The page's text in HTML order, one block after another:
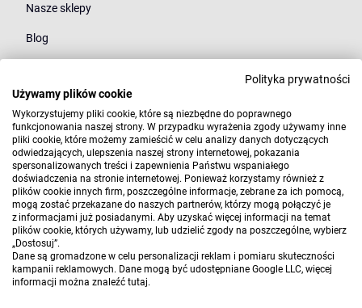
Nasze sklepy
Blog
Młodzież
Styl
Marki
Polityka prywatności
Używamy plików cookie
Wykorzystujemy pliki cookie, które są niezbędne do poprawnego
funkcjonowania naszej strony. W przypadku wyrażenia zgody używamy inne
pliki cookie, które możemy zamieścić w celu analizy danych dotyczących
odwiedzających, ulepszenia naszej strony internetowej, pokazania
spersonalizowanych treści i zapewnienia Państwu wspaniałego
doświadczenia na stronie internetowej. Ponieważ korzystamy również z
plików cookie innych firm, poszczególne informacje, zebrane za ich pomocą,
mogą zostać przekazane do naszych partnerów, którzy mogą połączyć je
z informacjami już posiadanymi. Aby uzyskać więcej informacji na temat
plików cookie, których używamy, lub udzielić zgody na poszczególne, wybierz
„Dostosuj”.
Dane są gromadzone w celu personalizacji reklam i pomiaru skuteczności
kampanii reklamowych. Dane mogą być udostępniane Google LLC, więcej
informacji można znaleźć tutaj.